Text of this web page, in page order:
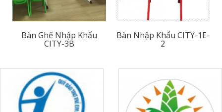
Bàn Ghế Nhập Khẩu
CITY-3B
Bàn Nhập Khẩu CITY-1E-
2